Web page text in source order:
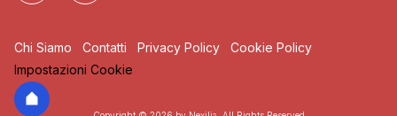
Chi Siamo Contatti Privacy Policy
Cookie Policy
Impostazioni Cookie